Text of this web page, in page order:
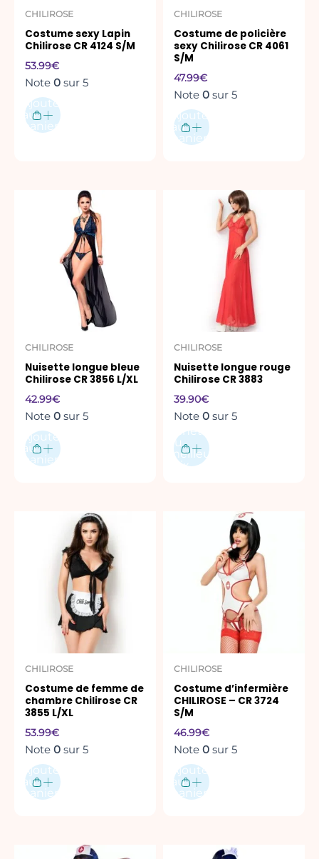
CHILIROSE
Costume sexy Lapin
Chilirose CR 4124 S/M
53.99€
Note 0 sur 5
Ajouter
au
panier
CHILIROSE
Costume de policière
sexy Chilirose CR 4061
S/M
47.99€
Note 0 sur 5
Ajouter
au
panier
CHILIROSE
Nuisette longue bleue
Chilirose CR 3856 L/XL
42.99€
Note 0 sur 5
Ajouter
au
panier
CHILIROSE
Nuisette longue rouge
Chilirose CR 3883
39.90€
Note 0 sur 5
Acheter
au
meilleur
prix
variations.
peuvent
choisies
sur
la
page
du
produit
CHILIROSE
Costume de femme de
chambre Chilirose CR
3855 L/XL
53.99€
Note 0 sur 5
Ajouter
au
panier
CHILIROSE
Costume d’infermière
CHILIROSE – CR 3724
S/M
46.99€
Note 0 sur 5
Ajouter
au
panier